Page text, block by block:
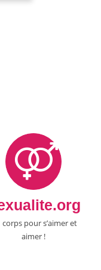
corps pour s’aimer et
aimer !